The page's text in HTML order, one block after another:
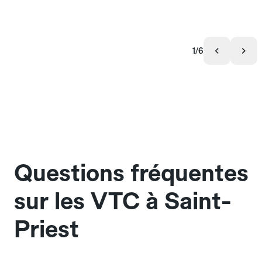
1/6
Questions fréquentes
sur les VTC à Saint-
Priest